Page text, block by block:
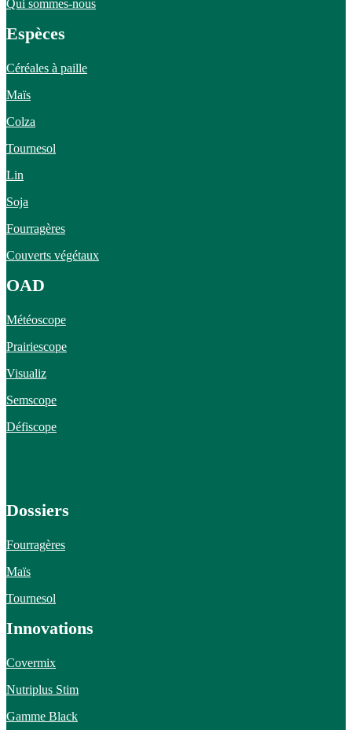
Qui sommes-nous
Espèces
Céréales à paille
Maïs
Colza
Tournesol
Lin
Soja
Fourragères
Couverts végétaux
OAD
Météoscope
Prairiescope
Visualiz
Semscope
Défiscope
Dossiers
Fourragères
Maïs
Tournesol
Innovations
Covermix
Nutriplus Stim
Gamme Black